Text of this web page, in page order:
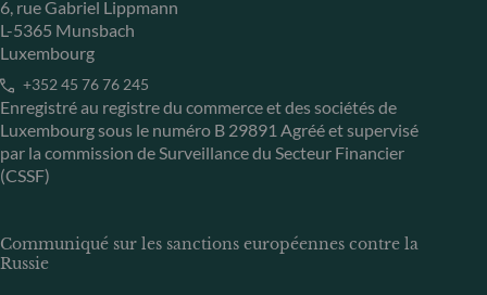
6, rue Gabriel Lippmann
L-5365 Munsbach
Luxembourg
+352 45 76 76 245
Enregistré au registre du commerce et des sociétés de
Luxembourg sous le numéro B 29891 Agréé et supervisé
par la commission de Surveillance du Secteur Financier
(CSSF)
Communiqué sur les sanctions européennes contre la
Russie